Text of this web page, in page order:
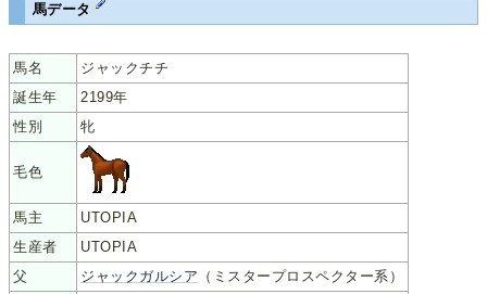
馬データ
馬名
ジャックチチ
誕生年
2199年
性別
牝
毛色
馬主
UTOPIA
生産者
UTOPIA
父
ジャックガルシア （ミスタープロスペクター系）